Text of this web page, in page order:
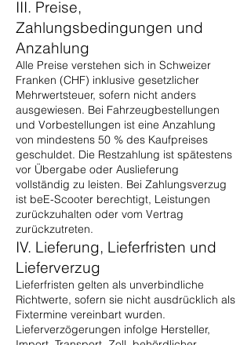
III. Preise,
Zahlungsbedingungen und
Anzahlung
Alle Preise verstehen sich in Schweizer
Franken (CHF) inklusive gesetzlicher
Mehrwertsteuer, sofern nicht anders
ausgewiesen. Bei Fahrzeugbestellungen
und Vorbestellungen ist eine Anzahlung
von mindestens 50 % des Kaufpreises
geschuldet. Die Restzahlung ist spätestens
vor Übergabe oder Auslieferung
vollständig zu leisten. Bei Zahlungsverzug
ist beE-Scooter berechtigt, Leistungen
zurückzuhalten oder vom Vertrag
zurückzutreten.
IV. Lieferung, Lieferfristen und
Lieferverzug
Lieferfristen gelten als unverbindliche
Richtwerte, sofern sie nicht ausdrücklich als
Fixtermine vereinbart wurden.
Lieferverzögerungen infolge Hersteller,